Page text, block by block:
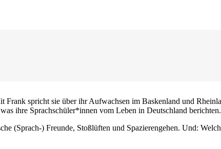
spricht sie über ihr Aufwachsen im Baskenland und
ihre Sprachschüler*innen vom Leben in Deutschland berichten.
(Sprach-) Freunde, Stoßlüften und Spazierengehen. Und: